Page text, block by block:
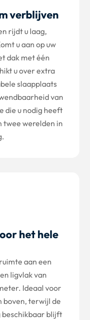
verblijven
rijdt u laag,
u aan op uw
dak met één
u over extra
slaapplaats
van
die u nodig heeft
twee werelden in
het hele
aan een
ligvlak van
Ideaal voor
boven, terwijl de
beschikbaar blijft